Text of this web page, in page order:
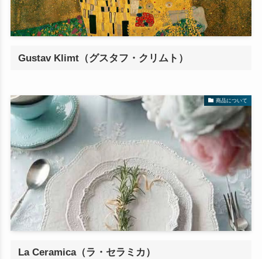
Gustav Klimt（グスタフ・クリムト）
商品について
La Ceramica（ラ・セラミカ）